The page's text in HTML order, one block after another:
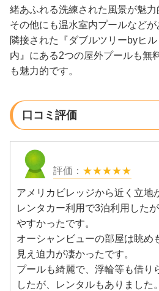
緒あふれる洗練された風景が魅力
その他にも温水室内プールなどが
隣接された『ダブルツリーbyヒ
内』にある2つの屋外プールも無
も魅力的です。
口コミ評価
★★★★★
アメリカビレッジから近く立地
レンタカー利用で3泊利用した
やすかったです。
オーシャンビューの部屋は眺め
見え迫力が凄かったです。
プールも綺麗で、浮輪等も借り
したが、レンタルもありました